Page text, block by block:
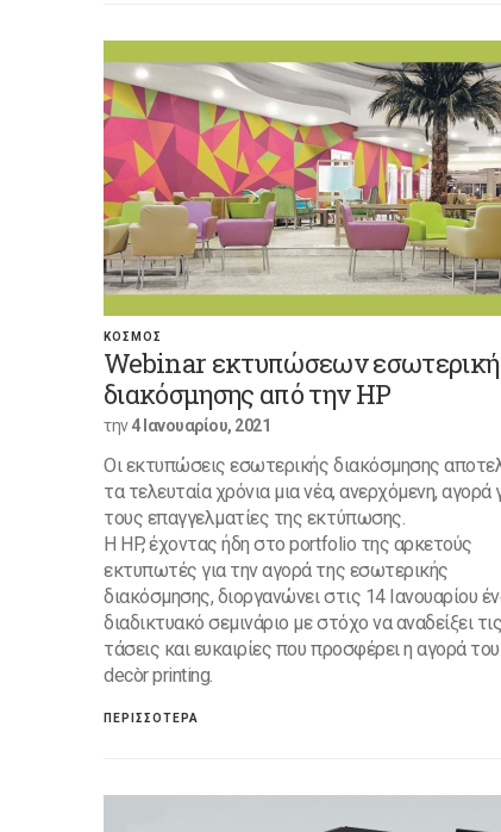
ΚΟΣΜΟΣ
Webinar εκτυπώσεων
διακόσμησης από την HP
την4 Ιανουαρίου, 2021
Οι εκτυπώσεις εσωτερικής διακόσμησης
τα τελευταία χρόνια μια νέα, ανερχόμενη, αγορά
τους επαγγελματίες της εκτύπωσης.
Η HP, έχοντας ήδη στο portfolio της αρκετούς
εκτυπωτές για την αγορά της εσωτερικής
διακόσμησης, διοργανώνει στις 14 Ιανουαρίου
διαδικτυακό σεμινάριο με στόχο να αναδείξει τις
τάσεις και ευκαιρίες που προσφέρει η αγορά του
decòr printing.
ΠΕΡΙΣΣΟΤΕΡΑ